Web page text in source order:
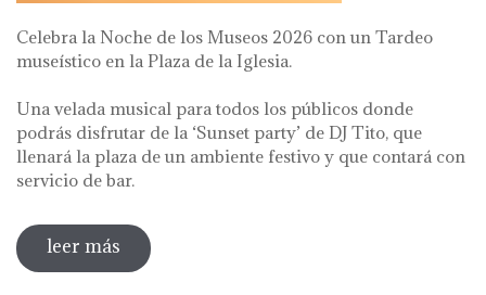
Celebra la Noche de los Museos 2026 con un Tardeo
museístico en la Plaza de la Iglesia.
Una velada musical para todos los públicos donde
podrás disfrutar de la ‘Sunset party’ de DJ Tito, que
llenará la plaza de un ambiente festivo y que contará con
servicio de bar.
leer más sobre noche de los museos 2026